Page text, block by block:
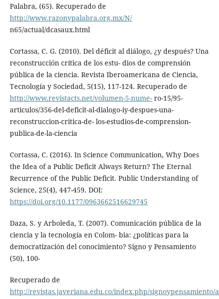
Palabra, (65). Recuperado de
http://www.razonypalabra.org.mx/N/
n65/actual/dcasaux.html
Cortassa, C. G. (2010). Del déficit al diálogo, ¿y después? Una
reconstrucción crítica de los estu- dios de comprensión
pública de la ciencia. Revista Iberoamericana de Ciencia,
Tecnología y Sociedad, 5(15), 117-124. Recuperado de
http://www.revistacts.net/volumen-5-nume-ro-15/95-
articulos/356-del-deficit-al-dialogo-iy-despues-una-
reconstruccion-critica-de- los-estudios-de-comprension-
publica-de-la-ciencia
Cortassa, C. (2016). In Science Communication, Why Does
the Idea of a Public Deficit Always Return? The Eternal
Recurrence of the Public Deficit. Public Understanding of
Science, 25(4), 447-459. DOI:
https://doi.org/10.1177/0963662516629745
Daza, S. y Arboleda, T. (2007). Comunicación pública de la
ciencia y la tecnología en Colom- bia: ¿políticas para la
democratización del conocimiento? Signo y Pensamiento
(50), 100-
Recuperado de
http://revistas.javeriana.edu.co/index.php/signoypensamiento/